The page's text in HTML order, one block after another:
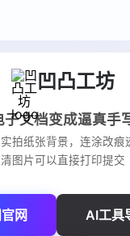
凹凸工坊
子文档变成逼真手
拍纸张背景，连涂改痕
清图片可以直接打印提交
网 AI工具